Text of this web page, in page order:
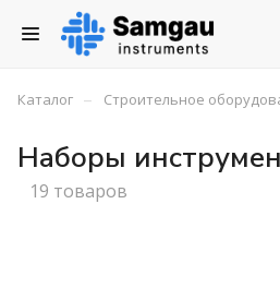
Каталог – Строительное
Наборы
19 товаров